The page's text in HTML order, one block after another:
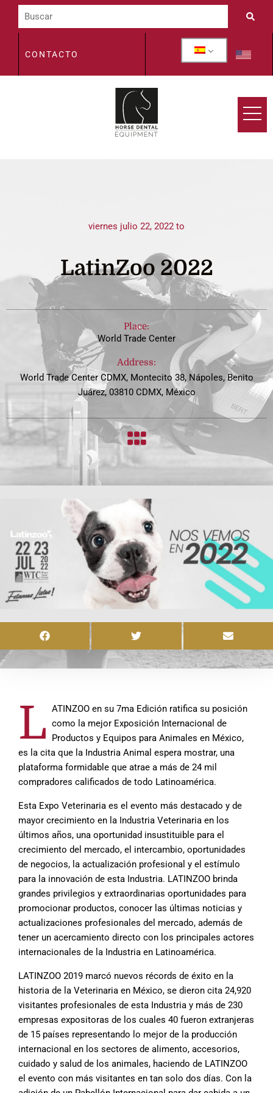
CONTACTO
viernes julio 22, 2022 to
LatinZoo 2022
Place:
World Trade Center
Address:
World Trade Center CDMX, Montecito 38, Nápoles, Benito
Juárez, 03810 CDMX, México
L ATINZOO en su 7ma Edición ratifica su posición
como la mejor Exposición Internacional de
Productos y Equipos para Animales en México,
es la cita que la Industria Animal espera mostrar, una
plataforma formidable que atrae a más de 24 mil
compradores calificados de todo Latinoamérica.
Esta Expo Veterinaria es el evento más destacado y de
mayor crecimiento en la Industria Veterinaria en los
últimos años, una oportunidad insustituible para el
crecimiento del mercado, el intercambio, oportunidades
de negocios, la actualización profesional y el estímulo
para la innovación de esta Industria. LATINZOO brinda
grandes privilegios y extraordinarias oportunidades para
promocionar productos, conocer las últimas noticias y
actualizaciones profesionales del mercado, además de
tener un acercamiento directo con los principales actores
internacionales de la Industria en Latinoamérica.
LATINZOO 2019 marcó nuevos récords de éxito en la
historia de la Veterinaria en México, se dieron cita 24,920
visitantes profesionales de esta Industria y más de 230
empresas expositoras de los cuales 40 fueron extranjeras
de 15 países representando lo mejor de la producción
internacional en los sectores de alimento, accesorios,
cuidado y salud de los animales, haciendo de LATINZOO
el evento con más visitantes en tan solo dos días. Con la